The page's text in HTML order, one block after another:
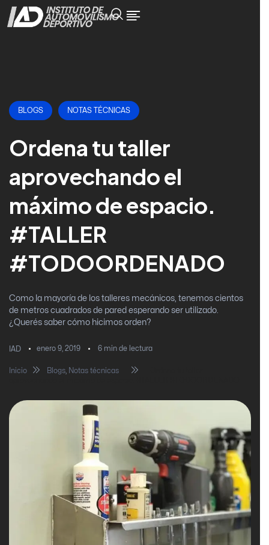
BLOGS NOTAS TÉCNICAS
Ordena tu taller
aprovechando el
máximo de espacio.
#TALLER
#TODOORDENADO
Como la mayoría de los talleres mecánicos, tenemos cientos
de metros cuadrados de pared esperando ser utilizado.
¿Querés saber cómo hicimos orden?
IAD enero 9, 2019 6 min de lectura
Inicio Blogs, Notas técnicas